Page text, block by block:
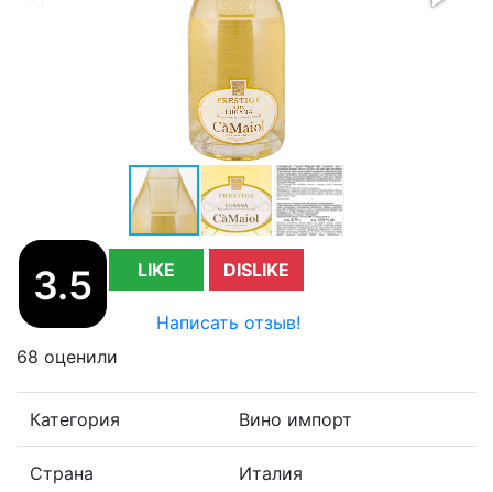
3.5 LIKE DISLIKE
Написать отзыв!
68 оценили
Категория Вино импорт
Страна Италия